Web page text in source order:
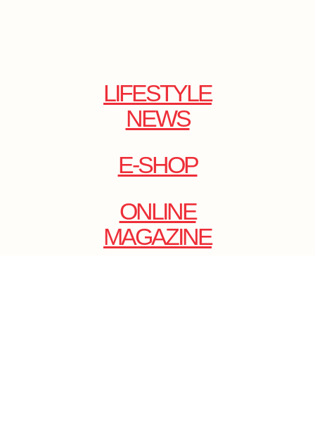
LIFESTYLE
NEWS
E-SHOP
ONLINE
MAGAZINE